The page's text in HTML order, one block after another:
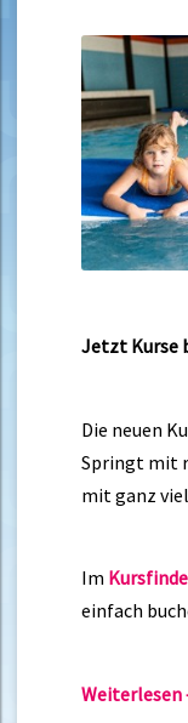
Jetzt Kurse
Die neuen
Springt mit
mit ganz
Im
einfach
Weiterlesen